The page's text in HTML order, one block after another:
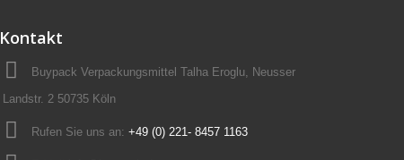
Kontakt
Buypack Verpackungsmittel Talha Eroglu, Neusser
Landstr. 2 50735 Köln
Rufen Sie uns an: +49 (0) 221- 8457 1163